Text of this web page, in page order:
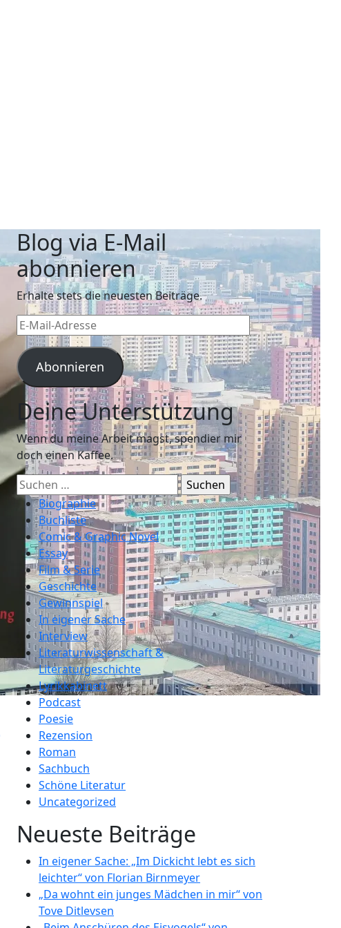
Blog via E-Mail
abonnieren
Erhalte stets die neuesten Beiträge.
E-
Mail-
Adresse
Abonnieren
Deine Unterstützung
Wenn du meine Arbeit magst, spendier mir
doch einen Kaffee.
Suchen
nach:Biographie
Buchliste
Comic & Graphic Novel
Essay
Film & Serie
Geschichte
Gewinnspiel
In eigener Sache
Interview
Literaturwissenschaft &
Literaturgeschichte
Lyrikkabinett
Podcast
Poesie
Rezension
Roman
Sachbuch
Schöne Literatur
Uncategorized
Neueste Beiträge
In eigener Sache: „Im Dickicht lebt es sich
leichter“ von Florian Birnmeyer
„Da wohnt ein junges Mädchen in mir“ von
Tove Ditlevsen